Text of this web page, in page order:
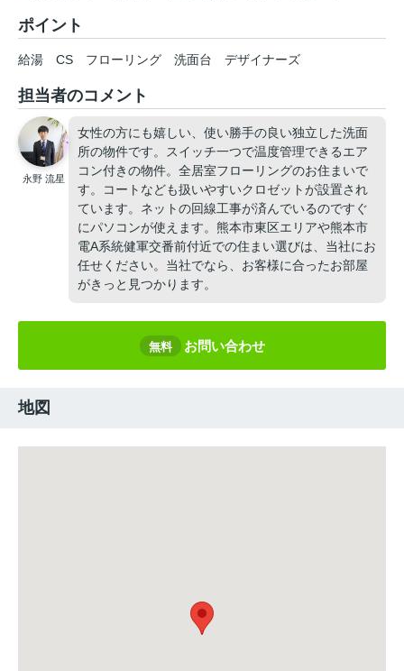
ポイント
給湯 CS フローリング 洗面台 デザイナーズ
担当者のコメント
永野 流星
女性の方にも嬉しい、使い勝手の良い独立した洗面
所の物件です。スイッチ一つで温度管理できるエア
コン付きの物件。全居室フローリングのお住まいで
す。コートなども扱いやすいクロゼットが設置され
ています。ネットの回線工事が済んでいるのですぐ
にパソコンが使えます。熊本市東区エリアや熊本市
電A系統健軍交番前付近での住まい選びは、当社にお
任せください。当社でなら、お客様に合ったお部屋
がきっと見つかります。
無料 お問い合わせ
地図